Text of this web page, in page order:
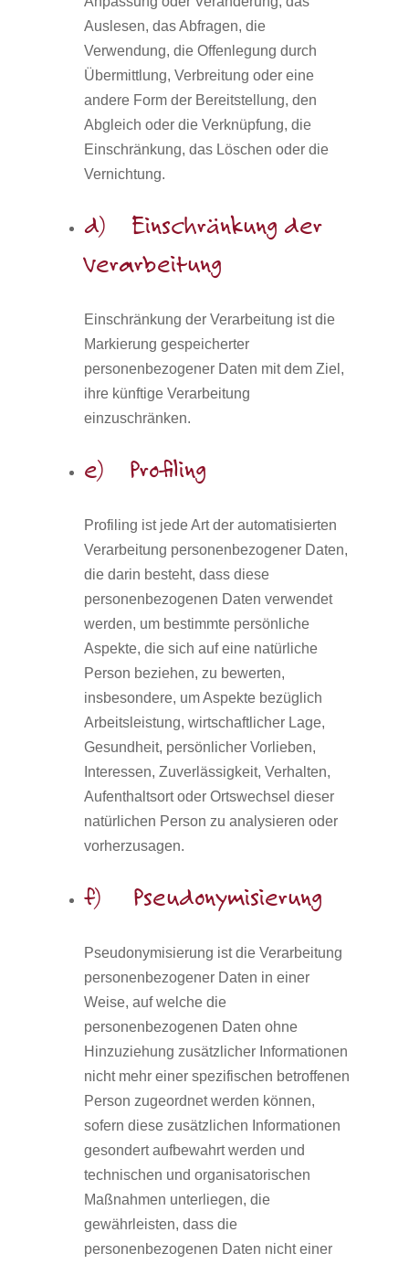
Auslesen, das Abfragen, die
Verwendung, die Offenlegung durch
Übermittlung, Verbreitung oder eine
andere Form der Bereitstellung, den
Abgleich oder die Verknüpfung, die
Einschränkung, das Löschen oder die
Vernichtung.
d) Einschränkung der
Verarbeitung
Einschränkung der Verarbeitung ist die
Markierung gespeicherter
personenbezogener Daten mit dem Ziel,
ihre künftige Verarbeitung
einzuschränken.
e) Profiling
Profiling ist jede Art der automatisierten
Verarbeitung personenbezogener Daten,
die darin besteht, dass diese
personenbezogenen Daten verwendet
werden, um bestimmte persönliche
Aspekte, die sich auf eine natürliche
Person beziehen, zu bewerten,
insbesondere, um Aspekte bezüglich
Arbeitsleistung, wirtschaftlicher Lage,
Gesundheit, persönlicher Vorlieben,
Interessen, Zuverlässigkeit, Verhalten,
Aufenthaltsort oder Ortswechsel dieser
natürlichen Person zu analysieren oder
vorherzusagen.
f) Pseudonymisierung
Pseudonymisierung ist die Verarbeitung
personenbezogener Daten in einer
Weise, auf welche die
personenbezogenen Daten ohne
Hinzuziehung zusätzlicher Informationen
nicht mehr einer spezifischen betroffenen
Person zugeordnet werden können,
sofern diese zusätzlichen Informationen
gesondert aufbewahrt werden und
technischen und organisatorischen
Maßnahmen unterliegen, die
gewährleisten, dass die
personenbezogenen Daten nicht einer